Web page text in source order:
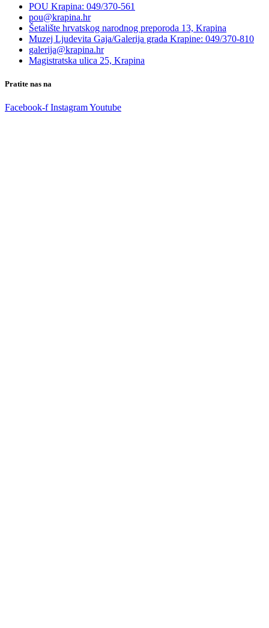
POU Krapina: 049/370-561
pou@krapina.hr
Šetalište hrvatskog narodnog preporoda 13, Krapina
Muzej Ljudevita Gaja/Galerija grada Krapine: 049/370-810
galerija@krapina.hr
Magistratska ulica 25, Krapina
Pratite nas na
Facebook-f InstagramYoutube